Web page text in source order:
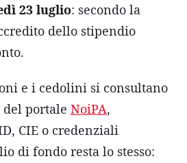
23 luglio: secondo la
dello stipendio
e i cedolini si consultano
portale NoiPA,
CIE o credenziali
di fondo resta lo stesso: